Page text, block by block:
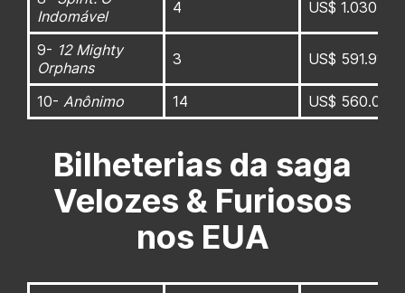
Indomável
4 US$
9- 12 Mighty
Orphans
3 US$ 591.917
10- Anônimo 14 US$ 560.000
Bilheterias da saga
Velozes & Furiosos
nos EUA